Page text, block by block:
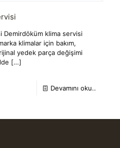
Demirdöküm klima servisi
klimalar için bakım,
yedek parça değişimi
[…]
Devamını oku..